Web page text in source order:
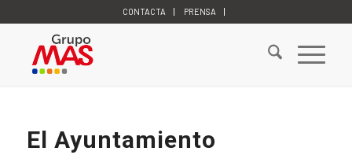
CONTACTA PRENSA
El Ayuntamiento